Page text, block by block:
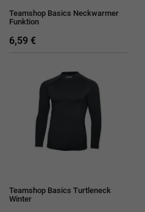
Teamshop Basics Neckwarmer
Funktion
6,59 €
Teamshop Basics Turtleneck
Winter